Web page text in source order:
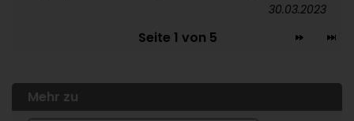
30.03.2023
Seite 1 von 5
Mehr zu